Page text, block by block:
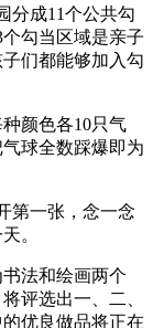
成11个公共勾
勾当区域是亲子
们都能够加入勾
颜色各10只气
球全数踩爆即为
一张，念一念
。
法和绘画两个
评选出一、二、
优良做品将正在